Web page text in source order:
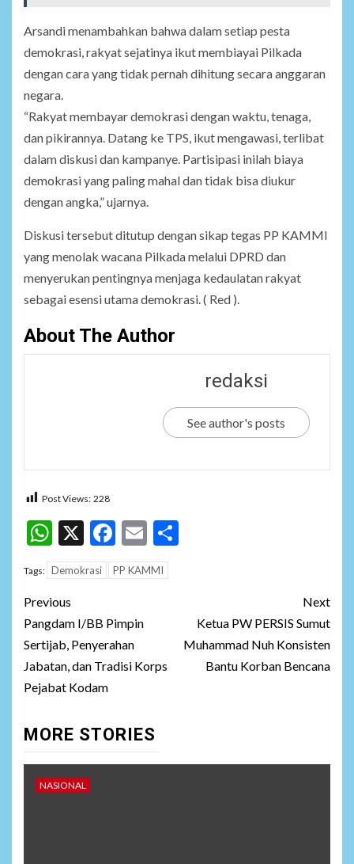
Arsandi menambahkan bahwa dalam setiap pesta
demokrasi, rakyat sejatinya ikut membiayai Pilkada
dengan cara yang tidak pernah dihitung secara anggaran
negara.
“Rakyat membayar demokrasi dengan waktu, tenaga,
dan pikirannya. Datang ke TPS, ikut mengawasi, terlibat
dalam diskusi dan kampanye. Partisipasi inilah biaya
demokrasi yang paling mahal dan tidak bisa diukur
dengan angka,” ujarnya.
Diskusi tersebut ditutup dengan sikap tegas PP KAMMI
yang menolak wacana Pilkada melalui DPRD dan
menyerukan pentingnya menjaga kedaulatan rakyat
sebagai esensi utama demokrasi. ( Red ).
About The Author
redaksi
See author's posts
Post Views: 228
WhatsApp
X Facebook
Email
Tags: Demokrasi PP KAMMI
Post
navigation
Previous
Pangdam I/BB Pimpin
Sertijab, Penyerahan
Jabatan, dan Tradisi Korps
Pejabat Kodam
Next
Ketua PW PERSIS Sumut
Muhammad Nuh Konsisten
Bantu Korban Bencana
MORE STORIES
NASIONAL